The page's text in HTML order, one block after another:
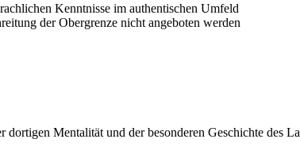
Kenntnisse im authentischen Umfeld
der Obergrenze nicht angeboten werden
Mentalität und der besonderen Geschichte des